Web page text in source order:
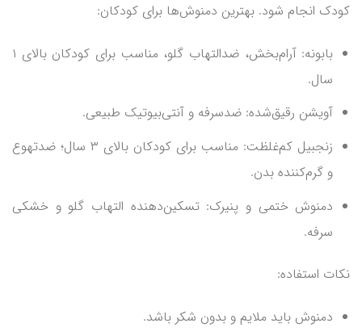
کودک انجام شود. بهترین دمنوش‌ها برای کودکان:
بابونه: آرام‌بخش، ضدالتهاب گلو، مناسب برای کودکان بالای ۱
سال.
آویشن رقیق‌شده: ضدسرفه و آنتی‌بیوتیک طبیعی.
زنجبیل کم‌غلظت: مناسب برای کودکان بالای ۳ سال؛ ضدتهوع
و گرم‌کننده بدن.
دمنوش ختمی و پنیرک: تسکین‌دهنده التهاب گلو و خشکی
سرفه.
نکات استفاده:
دمنوش باید ملایم و بدون شکر باشد.